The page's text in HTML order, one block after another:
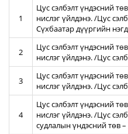
1
Цус сэлбэлт үндэсний
нислэг үйлдэнэ. /Цус
Сүхбаатар дүүргийн
2
Цус сэлбэлт үндэсний
нислэг үйлдэнэ. /Цус
3
Цус сэлбэлт үндэсний
нислэг үйлдэнэ. /Цус
4
Цус сэлбэлт үндэсний
нислэг үйлдэнэ. /Цус
судлалын үндэсний төв